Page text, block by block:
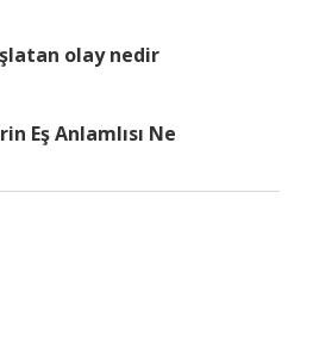
olay nedir
Eş Anlamlısı Ne